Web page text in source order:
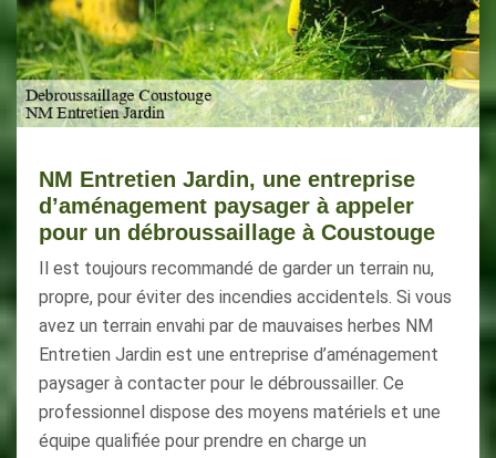
NM Entretien Jardin, une entreprise
d’aménagement paysager à appeler
pour un débroussaillage à Coustouge
Il est toujours recommandé de garder un terrain nu,
propre, pour éviter des incendies accidentels. Si vous
avez un terrain envahi par de mauvaises herbes NM
Entretien Jardin est une entreprise d’aménagement
paysager à contacter pour le débroussailler. Ce
professionnel dispose des moyens matériels et une
équipe qualifiée pour prendre en charge un